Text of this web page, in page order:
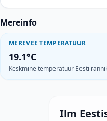
Mereinfo
MEREVEE TEMPERATUUR
19.1°C
Keskmine temperatuur Eesti
Ilm